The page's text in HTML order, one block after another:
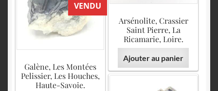
Arsénolite, Crassier
Saint Pierre, La
Ricamarie, Loire.
Ajouter au panier
VENDU
Galène, Les Montées
Pelissier, Les Houches,
Haute-Savoie.